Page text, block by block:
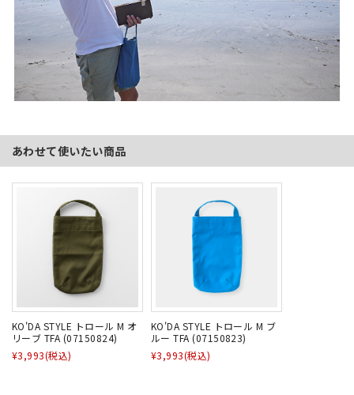
あわせて使いたい商品
KO'DA STYLE トロール M オ
リーブ TFA (07150824)
¥3,993(税込)
KO'DA STYLE トロール M ブ
ルー TFA (07150823)
¥3,993(税込)